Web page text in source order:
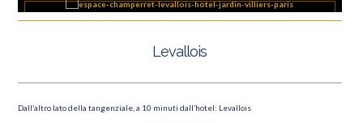
Levallois
Dall’altro lato della tangenziale, a 10 minuti dall’hotel: Levallois